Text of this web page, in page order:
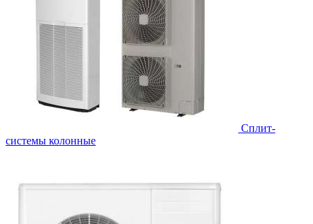
Cплит-
системы колонные